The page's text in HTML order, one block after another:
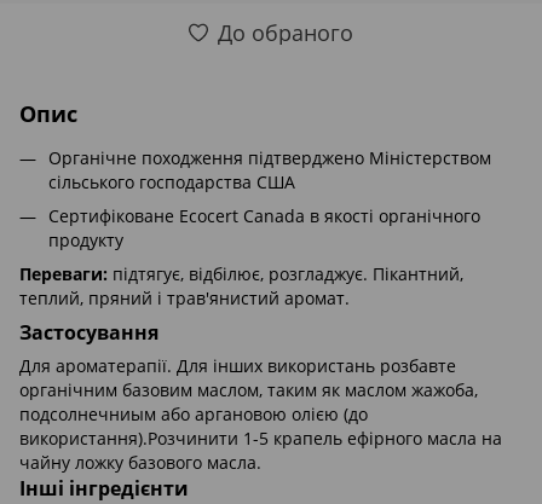
До обраного
Опис
Органічне походження підтверджено Міністерством
сільського господарства США
Сертифіковане Ecocert Canada в якості органічного
продукту
Переваги: підтягує, відбілює, розгладжує. Пікантний,
теплий, пряний і трав'янистий аромат.
Застосування
Для ароматерапії. Для інших використань розбавте
органічним базовим маслом, таким як маслом жажоба,
подсолнечниым або аргановою олією (до
використання).Розчинити 1-5 крапель ефірного масла на
чайну ложку базового масла.
Інші інгредієнти